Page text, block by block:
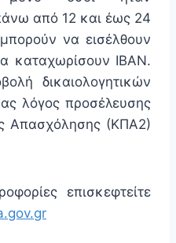
από 12 και έως 24
να εισέλθουν
καταχωρίσουν ΙΒΑΝ.
δικαιολογητικών
λόγος προσέλευσης
Απασχόλησης (ΚΠΑ2)
επισκεφτείτε